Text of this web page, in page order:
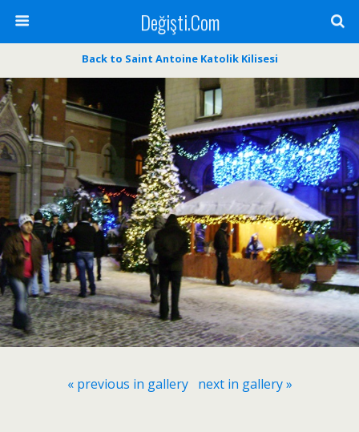
Değişti.Com
Back to Saint Antoine Katolik Kilisesi
« previous in gallery next in gallery »